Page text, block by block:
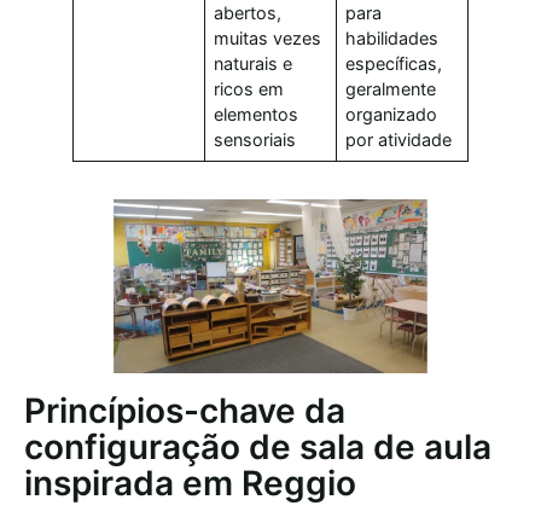
abertos,
muitas vezes
naturais e
ricos em
elementos
sensoriais
para
habilidades
específicas,
geralmente
organizado
por atividade
Princípios-chave da
configuração de sala de aula
inspirada em Reggio